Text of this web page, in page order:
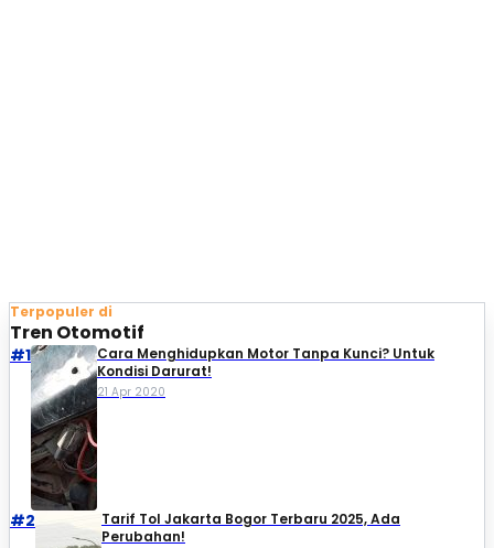
Terpopuler di
Tren Otomotif
#1
Cara Menghidupkan Motor Tanpa Kunci? Untuk
Kondisi Darurat!
21 Apr 2020
#2
Tarif Tol Jakarta Bogor Terbaru 2025, Ada
Perubahan!